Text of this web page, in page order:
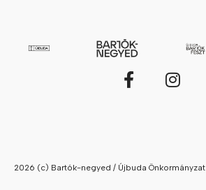
2026 (c) Bartók-negyed / Újbuda Önkormányzat